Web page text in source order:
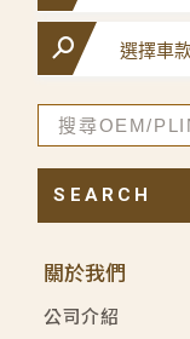
關於我們
公司介紹
SEARCH